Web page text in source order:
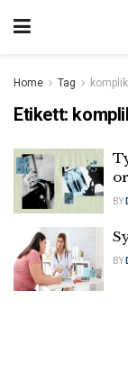
Home Tag
Etikett:
BY
BY